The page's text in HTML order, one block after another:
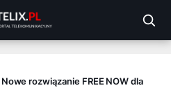
Nowe rozwiązanie FREE NOW dla